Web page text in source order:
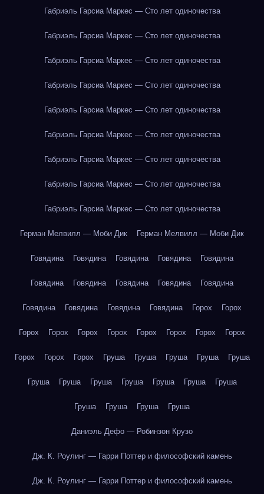
Габриэль Гарсиа Маркес — Сто лет одиночества
Габриэль Гарсиа Маркес — Сто лет одиночества
Габриэль Гарсиа Маркес — Сто лет одиночества
Габриэль Гарсиа Маркес — Сто лет одиночества
Габриэль Гарсиа Маркес — Сто лет одиночества
Габриэль Гарсиа Маркес — Сто лет одиночества
Габриэль Гарсиа Маркес — Сто лет одиночества
Габриэль Гарсиа Маркес — Сто лет одиночества
Габриэль Гарсиа Маркес — Сто лет одиночества
Герман Мелвилл — Моби Дик Герман Мелвилл — Моби Дик
Говядина Говядина Говядина Говядина Говядина
Говядина Говядина Говядина Говядина Говядина
Говядина Говядина Говядина Говядина Горох Горох
Горох Горох Горох Горох Горох Горох Горох Горох
Горох Горох Горох Груша Груша Груша Груша Груша
Груша Груша Груша Груша Груша Груша Груша
Груша Груша Груша Груша
Даниэль Дефо — Робинзон Крузо
Дж. К. Роулинг — Гарри Поттер и философский камень
Дж. К. Роулинг — Гарри Поттер и философский камень